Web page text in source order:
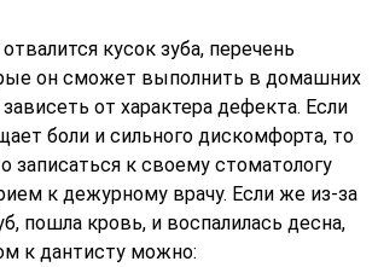
кусок зуба, перечень
он сможет выполнить в домашних
от характера дефекта. Если
боли и сильного дискомфорта, то
записаться к своему стоматологу
к дежурному врачу. Если же из-за
пошла кровь, и воспалилась десна,
к дантисту можно: